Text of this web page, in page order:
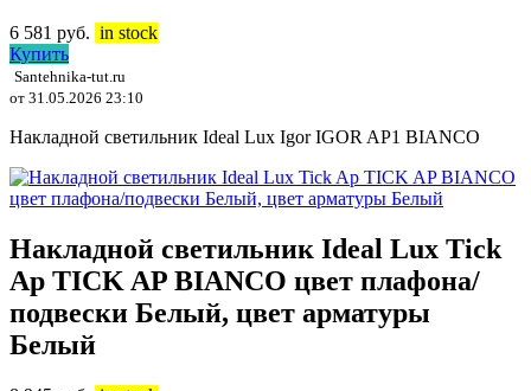
6 581 руб. in stock
Купить
Santehnika-tut.ru
от 31.05.2026 23:10
Накладной светильник Ideal Lux Igor IGOR AP1 BIANCO
Накладной светильник Ideal Lux Tick
Ap TICK AP BIANCO цвет плафона/
подвески Белый, цвет арматуры
Белый